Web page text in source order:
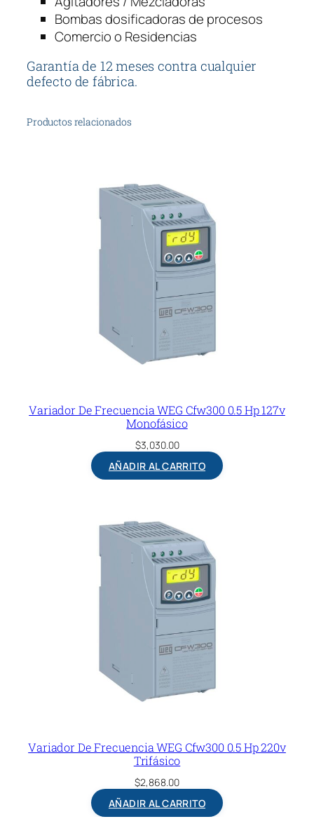
a
d
Bombas dosificadoras de procesos
Comercio o Residencias
Garantía de 12 meses contra cualquier
defecto de fábrica.
Productos relacionados
Variador De Frecuencia WEG Cfw300 0.5 Hp 127v
Monofásico
$3,030.00
AÑADIR AL CARRITO
Variador De Frecuencia WEG Cfw300 0.5 Hp 220v
Trifásico
$2,868.00
AÑADIR AL CARRITO